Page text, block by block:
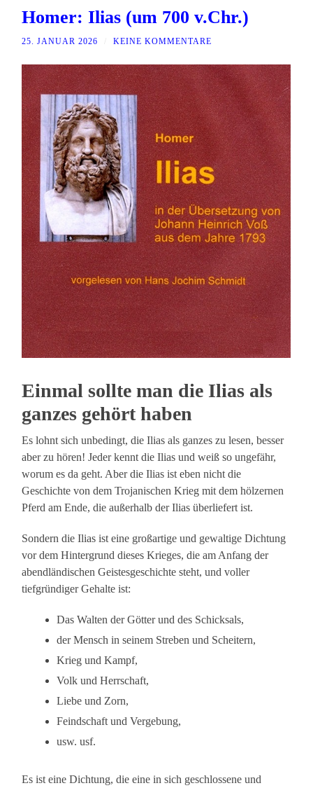
Homer: Ilias (um 700 v.Chr.)
25. JANUAR 2026 KEINE KOMMENTARE
Einmal sollte man die Ilias als
ganzes gehört haben
Es lohnt sich unbedingt, die Ilias als ganzes zu lesen, besser
aber zu hören! Jeder kennt die Ilias und weiß so ungefähr,
worum es da geht. Aber die Ilias ist eben nicht die
Geschichte von dem Trojanischen Krieg mit dem hölzernen
Pferd am Ende, die außerhalb der Ilias überliefert ist.
Sondern die Ilias ist eine großartige und gewaltige Dichtung
vor dem Hintergrund dieses Krieges, die am Anfang der
abendländischen Geistesgeschichte steht, und voller
tiefgründiger Gehalte ist:
Das Walten der Götter und des Schicksals,
der Mensch in seinem Streben und Scheitern,
Krieg und Kampf,
Volk und Herrschaft,
Liebe und Zorn,
Feindschaft und Vergebung,
usw. usf.
Es ist eine Dichtung, die eine in sich geschlossene und